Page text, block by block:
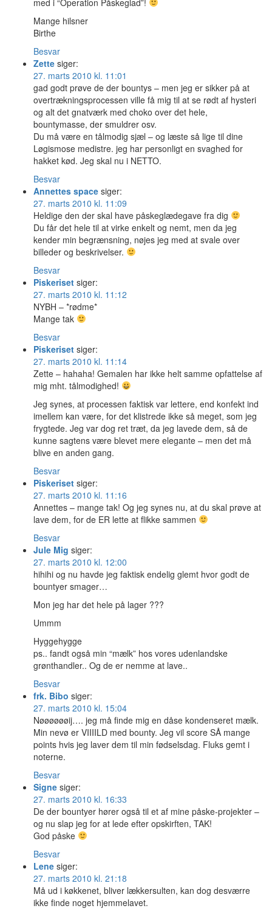
med i “Operation Påskeglad”!
Mange hilsner
Birthe
Besvar
Zette siger:
27. marts 2010 kl. 11:01
gad godt prøve de der bountys – men jeg er sikker på at
overtrækningsprocessen ville få mig til at se rødt af hysteri
og alt det gnatværk med choko over det hele,
bountymasse, der smuldrer osv.
Du må være en tålmodig sjæl – og læste så lige til dine
Løgismose medistre. jeg har personligt en svaghed for
hakket kød. Jeg skal nu i NETTO.
Besvar
Annettes space siger:
27. marts 2010 kl. 11:09
Heldige den der skal have påskeglædegave fra dig
Du får det hele til at virke enkelt og nemt, men da jeg
kender min begrænsning, nøjes jeg med at svale over
billeder og beskrivelser.
Besvar
Piskeriset siger:
27. marts 2010 kl. 11:12
NYBH – *rødme*
Mange tak
Besvar
Piskeriset siger:
27. marts 2010 kl. 11:14
Zette – hahaha! Gemalen har ikke helt samme opfattelse af
mig mht. tålmodighed!
Jeg synes, at processen faktisk var lettere, end konfekt ind
imellem kan være, for det klistrede ikke så meget, som jeg
frygtede. Jeg var dog ret træt, da jeg lavede dem, så de
kunne sagtens være blevet mere elegante – men det må
blive en anden gang.
Besvar
Piskeriset siger:
27. marts 2010 kl. 11:16
Annettes – mange tak! Og jeg synes nu, at du skal prøve at
lave dem, for de ER lette at flikke sammen
Besvar
Jule Mig siger:
27. marts 2010 kl. 12:00
hihihi og nu havde jeg faktisk endelig glemt hvor godt de
bountyer smager…
Mon jeg har det hele på lager ???
Ummm
Hyggehygge
ps.. fandt også min “mælk” hos vores udenlandske
grønthandler.. Og de er nemme at lave..
Besvar
frk. Bibo siger:
27. marts 2010 kl. 15:04
Nøøøøøøij…. jeg må finde mig en dåse kondenseret mælk.
Min nevø er VIIIILD med bounty. Jeg vil score SÅ mange
points hvis jeg laver dem til min fødselsdag. Fluks gemt i
noterne.
Besvar
Signe siger:
27. marts 2010 kl. 16:33
De der bountyer hører også til et af mine påske-projekter –
og nu slap jeg for at lede efter opskirften, TAK!
God påske
Besvar
Lene siger:
27. marts 2010 kl. 21:18
Må ud i køkkenet, bliver lækkersulten, kan dog desværre
ikke finde noget hjemmelavet.